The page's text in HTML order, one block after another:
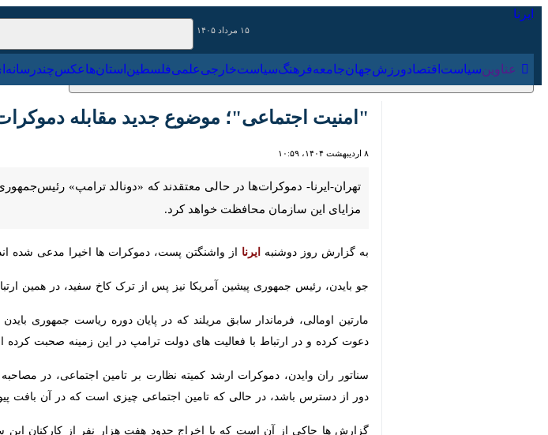
عناوین‌ سیاست اقتصاد ورزش جهان جامعه فرهنگ سیاست‌خارجی علمی فلسطین استان‌ها
"امنیت اجتماعی"؛ موضوع جدید مقابله
تهران-ایرنا- دموکرات‌ها در حالی معتقدند که «دونالد ترامپ» رئیس‌جمهوری
سازمان محافظت خواهد کرد.
به گزارش روز دوشنبه ایرنا از واشنگتن پست، دموکرات ها اخیرا مدعی شده اند که
جو بایدن، رئیس جمهوری پیشین آمریکا نیز پس از ترک کاخ سفید، در همین
مارتین اومالی، فرماندار سابق مریلند که در پایان دوره ریاست جمهوری بایدن
و در ارتباط با فعالیت های دولت ترامپ در این زمینه صحبت کرده است.
سناتور ران وایدن، دموکرات ارشد کمیته نظارت بر تامین اجتماعی، در
دسترس باشد، در حالی که تامین اجتماعی چیزی است که در آن بافت پیوندی بین
گزارش ها حاکی از آن است که با اخراج حدود هفت هزار نفر از کارکنان این